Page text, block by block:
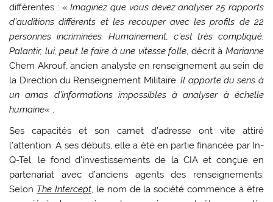
différentes : «Imaginez que vous devez analyser 25 rapports
d’auditions différents et les recouper avec les profils de 22
personnes incriminées. Humainement, c’est très compliqué.
Palantir, lui, peut le faire à une vitesse folle , décrit à Marianne
Chem Akrouf, ancien analyste en renseignement au sein de
la Direction du Renseignement Militaire.Il apporte du sens à
un amas d’informations impossibles à analyser à échelle
humaine« .
Ses capacités et son carnet d’adresse ont vite attiré
l’attention. A ses débuts, elle a été en partie financée par In-
Q-Tel, le fond d’investissements de la CIA et conçue en
partenariat avec d’anciens agents des renseignements.
Selon The Intercept, le nom de la société commence à être